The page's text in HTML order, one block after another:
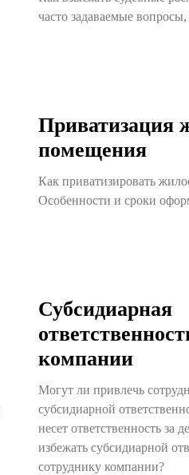
часто задаваемые
Приватизация
помещения
Как приватизировать
Особенности и сроки
Субсидиарная
компании
Могут ли привлечь
субсидиарной
несет ответственность за
избежать субсидиарной
сотруднику компании?